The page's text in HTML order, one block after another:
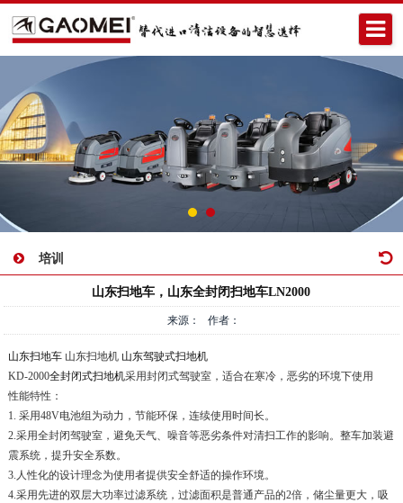
培训
山东扫地车，山东全封闭扫地车LN2000
来源： 作者：
山东扫地车 山东扫地机 山东驾驶式扫地机
KD-2000全封闭式扫地机采用封闭式驾驶室，适合在寒冷，恶劣的环境下使用
性能特性：
1. 采用48V电池组为动力，节能环保，连续使用时间长。
2.采用全封闭驾驶室，避免天气、噪音等恶劣条件对清扫工作的影响。整车加装避
震系统，提升安全系数。
3.人性化的设计理念为使用者提供安全舒适的操作环境。
4.采用先进的双层大功率过滤系统，过滤面积是普通产品的2倍，储尘量更大，吸